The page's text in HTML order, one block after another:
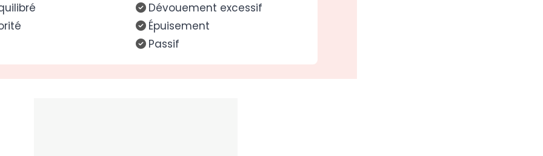
Dévouement excessif
Épuisement
Passif